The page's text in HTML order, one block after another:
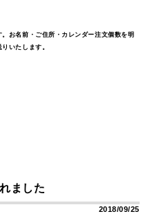
お名前・ご住所・カレンダー注文個数を明
いたします。
ました
2018/09/25